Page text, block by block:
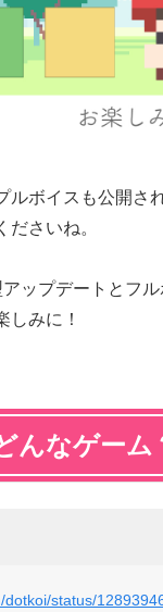
ルボイスも公開さ
さいね。
ップデートとフ
しみに！
んなゲーム
dotkoi/status/